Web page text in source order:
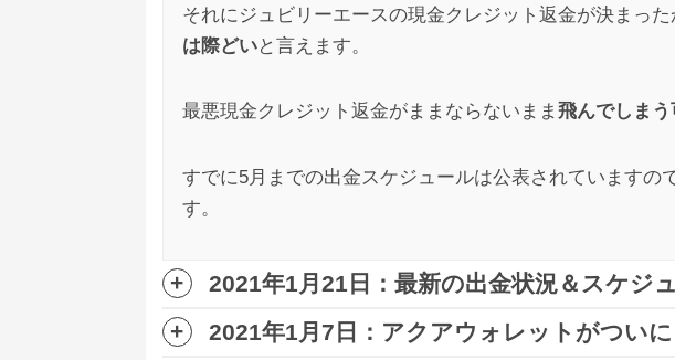
3
ジュビリーエースにお金突っ込んだ主婦が何とかしてお金取り戻
それにジュビリーエースの現金クレジット返金が決まっ
は際どいと言えます。
最悪現金クレジット返金がままならないまま 飛んでしま
すでに5月までの出金スケジュールは公表されていますの
す。
2021年1月21日：最新の出金状況＆スケジ
出金停止が続いていたジュビリーエースですが、1月16日
2021年1月7日：アクアウォレットがつい